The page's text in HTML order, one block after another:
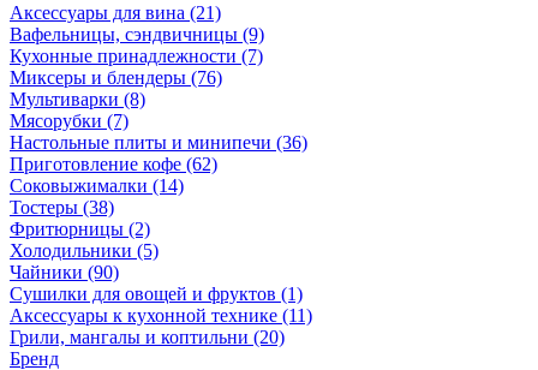
Аксессуары для вина (21)
Вафельницы, сэндвичницы (9)
Кухонные принадлежности (7)
Миксеры и блендеры (76)
Мультиварки (8)
Мясорубки (7)
Настольные плиты и минипечи (36)
Приготовление кофе (62)
Соковыжималки (14)
Тостеры (38)
Фритюрницы (2)
Холодильники (5)
Чайники (90)
Сушилки для овощей и фруктов (1)
Аксессуары к кухонной технике (11)
Грили, мангалы и коптильни (20)
Бренд